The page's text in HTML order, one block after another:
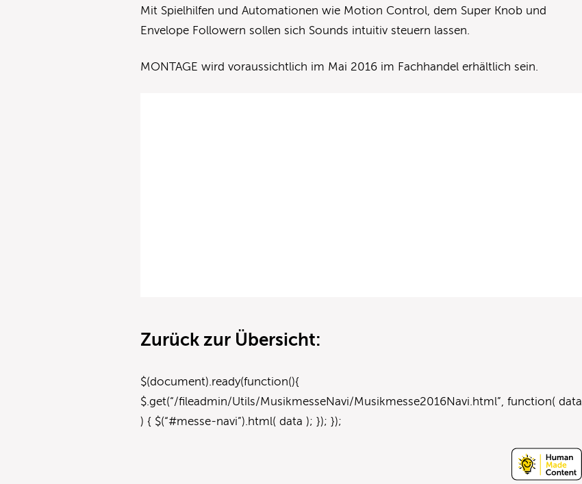
Mit Spielhilfen und Automationen wie Motion Control, dem Super Knob und
Envelope Followern sollen sich Sounds intuitiv steuern lassen.
MONTAGE wird voraussichtlich im Mai 2016 im Fachhandel erhältlich sein.
Zurück zur Übersicht:
$(document).ready(function(){
$.get(“/fileadmin/Utils/MusikmesseNavi/Musikmesse2016Navi.html”, function( data
) { $(“#messe-navi”).html( data ); }); });